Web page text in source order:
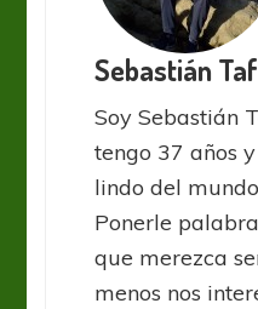
Sebastián
Soy Sebastián
tengo 37 años
lindo del
Ponerle
que merezca
menos nos